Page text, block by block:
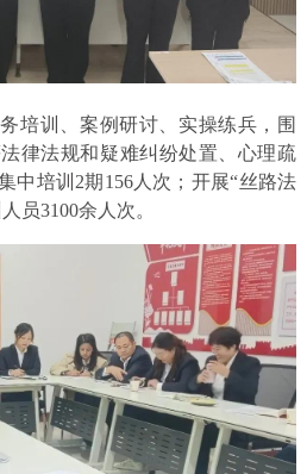
培训、案例研讨、实操练兵，围
律法规和疑难纠纷处置、心理疏
中培训2期156人次；开展“丝路法
员3100余人次。